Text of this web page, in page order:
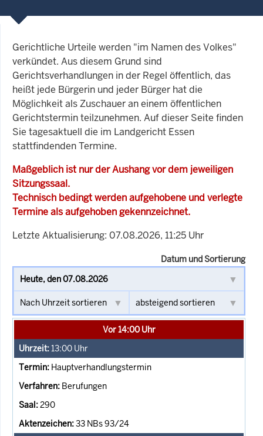
Gerichtliche Urteile werden "im Namen des Volkes"
verkündet. Aus diesem Grund sind
Gerichtsverhandlungen in der Regel öffentlich, das
heißt jede Bürgerin und jeder Bürger hat die
Möglichkeit als Zuschauer an einem öffentlichen
Gerichtstermin teilzunehmen. Auf dieser Seite finden
Sie tagesaktuell die im Landgericht Essen
stattfindenden Termine.
Maßgeblich ist nur der Aushang vor dem jeweiligen
Sitzungssaal.
Technisch bedingt werden aufgehobene und verlegte
Termine als aufgehoben gekennzeichnet.
Letzte Aktualisierung: 07.08.2026, 11:25 Uhr
Datum und Sortierung
Vor 14:00 Uhr
13:00 Uhr
Hauptverhandlungstermin
Berufungen
290
33 NBs 93/24